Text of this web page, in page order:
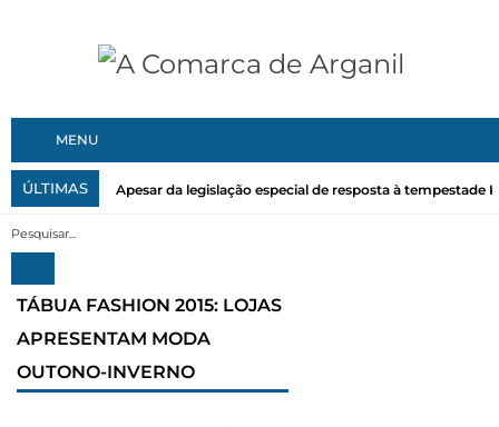
MENU
ÚLTIMAS Apesar da legislação especial de resposta à tempestade
TÁBUA FASHION 2015: LOJAS
APRESENTAM MODA
OUTONO-INVERNO